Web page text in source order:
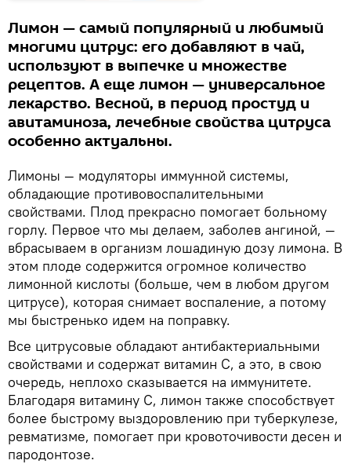
Лимон — самый популярный и любимый
многими цитрус: его добавляют в чай,
используют в выпечке и множестве
рецептов. А еще лимон — универсальное
лекарство. Весной, в период простуд и
авитаминоза, лечебные свойства цитруса
особенно актуальны.
Лимоны — модуляторы иммунной системы,
обладающие противовоспалительными
свойствами. Плод прекрасно помогает больному
горлу. Первое что мы делаем, заболев ангиной, —
вбрасываем в организм лошадиную дозу лимона. В
этом плоде содержится огромное количество
лимонной кислоты (больше, чем в любом другом
цитрусе), которая снимает воспаление, а потому
мы быстренько идем на поправку.
Все цитрусовые обладают антибактериальными
свойствами и содержат витамин С, а это, в свою
очередь, неплохо сказывается на иммунитете.
Благодаря витамину С, лимон также способствует
более быстрому выздоровлению при туберкулезе,
ревматизме, помогает при кровоточивости десен и
пародонтозе.